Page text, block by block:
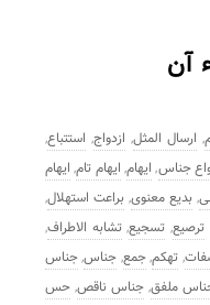
آن
, ارسال المثل, ازدواج, استتباع,
جناس, ایهام, ایهام تام, ایهام
, بدیع معنوی, براعت استهلال,
ترصیع, تسجیع,تشابه الاطراف,
, تهکم,جمع, جناس,جناس
ملفق, جناس ناقص, حس